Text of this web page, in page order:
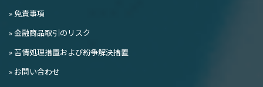
» 免責事項
» 金融商品取引のリスク
» 苦情処理措置および紛争解決措置
» お問い合わせ